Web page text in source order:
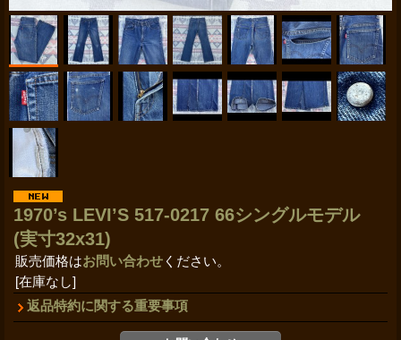
1970’s LEVI’S 517-0217 66シングルモデル
(実寸32x31)
販売価格はお問い合わせ ください。
[在庫なし]
返品特約に関する重要事項